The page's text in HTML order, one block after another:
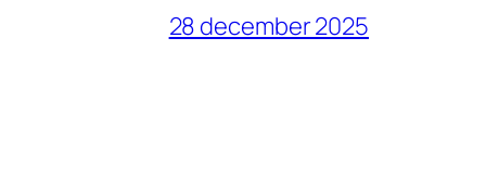
28 december 2025